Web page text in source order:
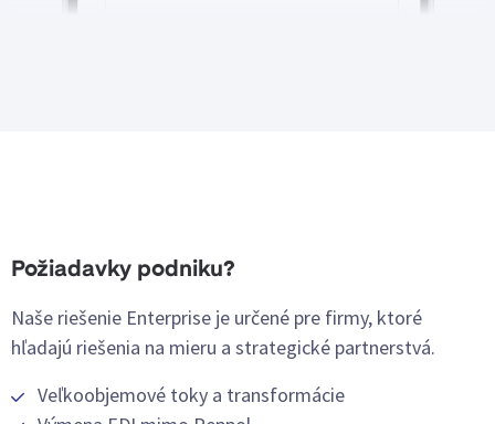
Požiadavky podniku?
Naše riešenie Enterprise je určené pre firmy, ktoré
hľadajú riešenia na mieru a strategické partnerstvá.
Veľkoobjemové toky a transformácie